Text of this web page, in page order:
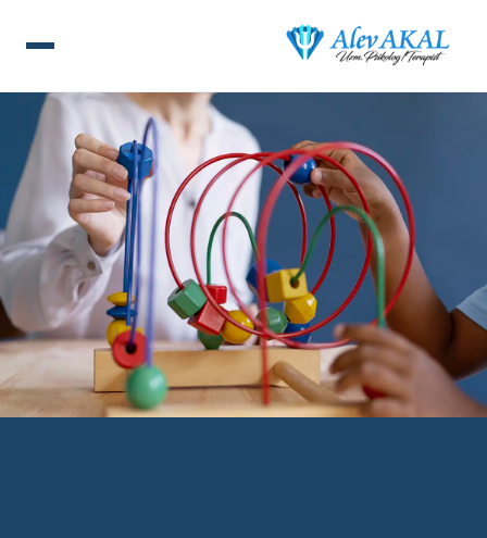
ANA SAYFA